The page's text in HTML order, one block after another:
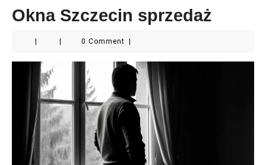
Okna Szczecin sprzedaż
0 Comment